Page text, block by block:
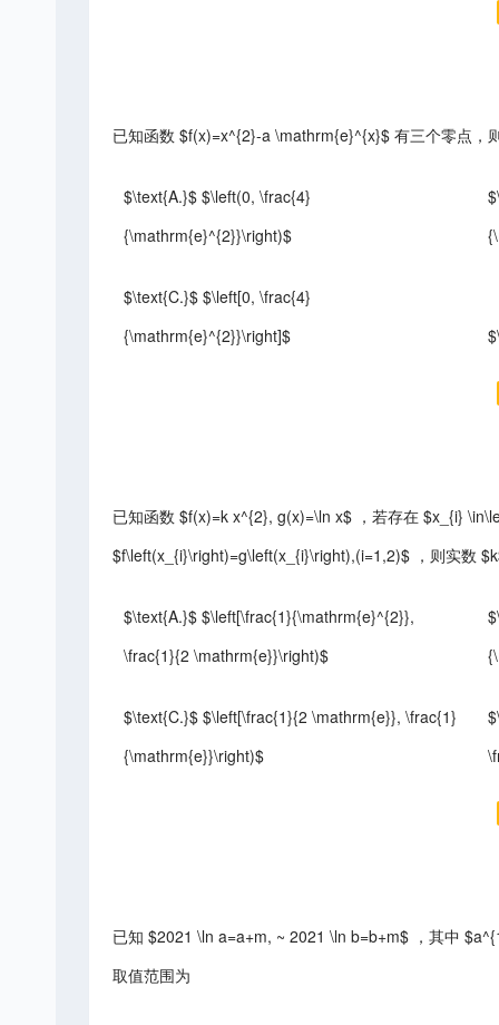
已知函数 $f(x)=x^{2}-a \mathrm{e}^{x}$ 有三个零点，
$\text{A.}$ $\left(0, \frac{4}
{\mathrm{e}^{2}}\right)$
$\text{C.}$ $\left[0, \frac{4}
{\mathrm{e}^{2}}\right]$
已知函数 $f(x)=k x^{2}, g(x)=\ln x$ ，若存在 $x_{i}
$f\left(x_{i}\right)=g\left(x_{i}\right),(i=1,2)$ ，则实数
$\text{A.}$ $\left[\frac{1}{\mathrm{e}^{2}},
\frac{1}{2 \mathrm{e}}\right)$
$\text{C.}$ $\left[\frac{1}{2 \mathrm{e}}, \frac{1}
{\mathrm{e}}\right)$
已知 $2021 \ln a=a+m, ~ 2021 \ln b=b+m$ ，其中
取值范围为